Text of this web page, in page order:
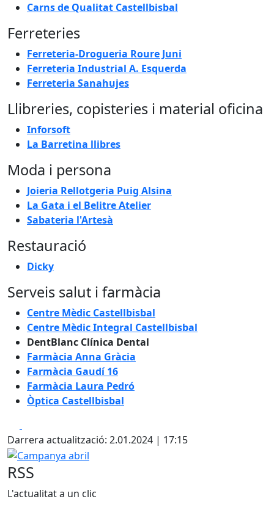
Carns de Qualitat Castellbisbal
Ferreteries
Ferreteria-Drogueria Roure Juni
Ferreteria Industrial A. Esquerda
Ferreteria Sanahujes
Llibreries, copisteries i material oficina
Inforsoft
La Barretina llibres
Moda i persona
Joieria Rellotgeria Puig Alsina
La Gata i el Belitre Atelier
Sabateria l'Artesà
Restauració
Dicky
Serveis salut i farmàcia
Centre Mèdic Castellbisbal
Centre Mèdic Integral Castellbisbal
DentBlanc Clínica Dental
Farmàcia Anna Gràcia
Farmàcia Gaudí 16
Farmàcia Laura Pedró
Òptica Castellbisbal
Darrera actualització: 2.01.2024 | 17:15
Campanya abril
RSS
L'actualitat a un clic